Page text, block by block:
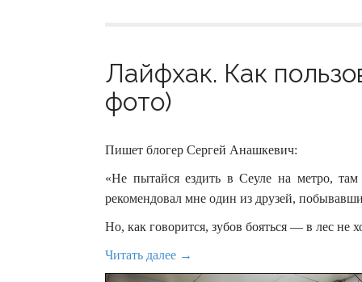
Лайфхак. Как
фото)
Пишет блогер Сергей Анашкевич:
«Не пытайся ездить в Сеуле на метро,
рекомендовал мне один из друзей,
Но, как говорится, зубов бояться — в лес не
Читать далее →